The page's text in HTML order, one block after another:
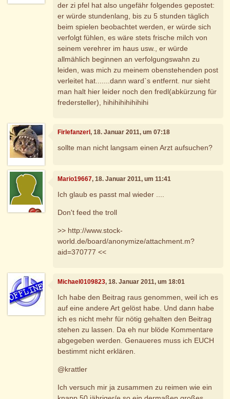
der zi pfel hat also ungefähr folgendes gepostet:
er würde stundenlang, bis zu 5 stunden täglich
beim spielen beobachtet werden, er würde sich
verfolgt fühlen, es wäre stets frische milch von
seinem verehrer im haus usw., er würde
allmählich beginnen an verfolgungswahn zu
leiden, was mich zu meinem obenstehenden post
verleitet hat.......dann ward`s entfernt. nur sieht
man halt hier leider noch den fredl(abkürzung für
fredersteller), hihihihihihihihi
Firlefanzerl, 18. Januar 2011, um 07:18
sollte man nicht langsam einen Arzt aufsuchen?
Mario19667, 18. Januar 2011, um 11:41
Ich glaub es passt mal wieder ....
Don't feed the troll
>> http://www.stock-
world.de/board/anonymize/attachment.m?
aid=370777 <<
Michael0109823, 18. Januar 2011, um 18:01
Ich habe den Beitrag raus genommen, weil ich es
auf eine andere Art gelöst habe. Und dann habe
ich es nicht mehr für nötig gehalten den Beitrag
stehen zu lassen. Da eh nur blöde Kommentare
abgegeben werden. Genaueres muss ich EUCH
bestimmt nicht erklären.
@krattler
Ich versuch mir ja zusammen zu reimen wie ein